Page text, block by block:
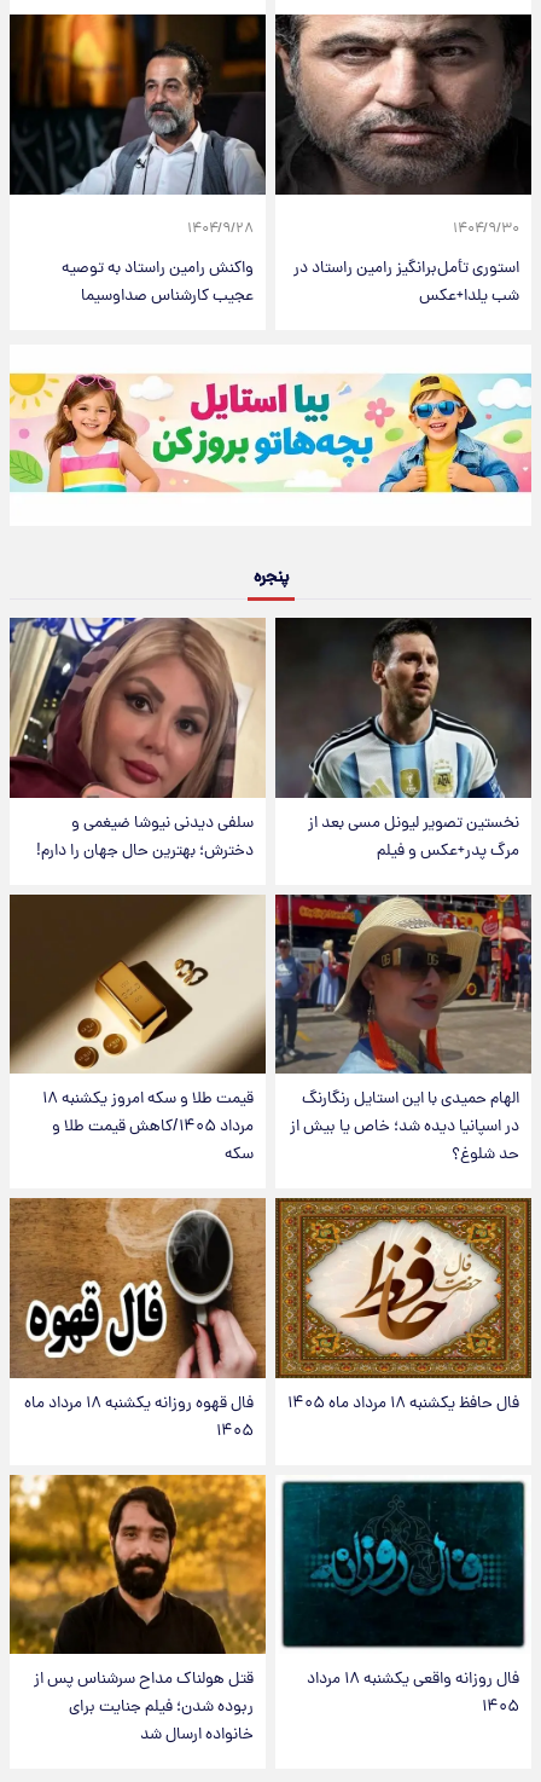
۱۴۰۴/۹/۳۰
استوری تأمل‌برانگیز رامین راستاد در
شب یلدا+عکس
۱۴۰۴/۹/۲۸
واکنش رامین راستاد به توصیه
عجیب کارشناس صداوسیما
پنجره
نخستین تصویر لیونل مسی بعد از
مرگ پدر+عکس و فیلم
سلفی دیدنی نیوشا ضیغمی و
دخترش؛ بهترین حال جهان را دارم!
الهام حمیدی با این استایل رنگارنگ
در اسپانیا دیده شد؛ خاص یا بیش از
حد شلوغ؟
قیمت طلا و سکه امروز یکشنبه ۱۸
مرداد ۱۴۰۵/کاهش قیمت طلا و
سکه
فال حافظ یکشنبه ۱۸ مرداد ماه ۱۴۰۵
فال قهوه روزانه یکشنبه ۱۸ مرداد ماه
۱۴۰۵
فال روزانه واقعی یکشنبه ۱۸ مرداد
۱۴۰۵
قتل هولناک مداح سرشناس پس از
ربوده شدن؛ فیلم جنایت برای
خانواده ارسال شد